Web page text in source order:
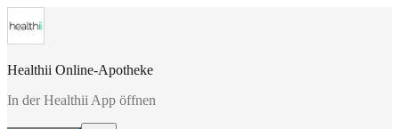
Healthii Online-Apotheke
In der Healthii App öffnen